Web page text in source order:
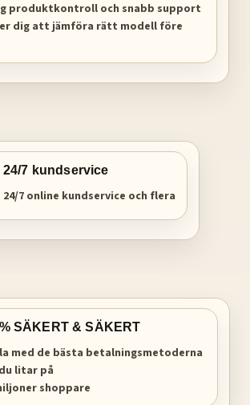
produktkontroll och snabb support
dig att jämföra rätt modell före
24/7 kundservice
24/7 online kundservice och flera
SÄKERT & SÄKERT
med de bästa betalningsmetoderna
litar på
shoppare